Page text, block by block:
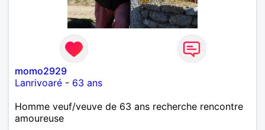
momo2929
Lanrivoaré - 63 ans
Homme veuf/veuve de 63 ans recherche rencontre
amoureuse